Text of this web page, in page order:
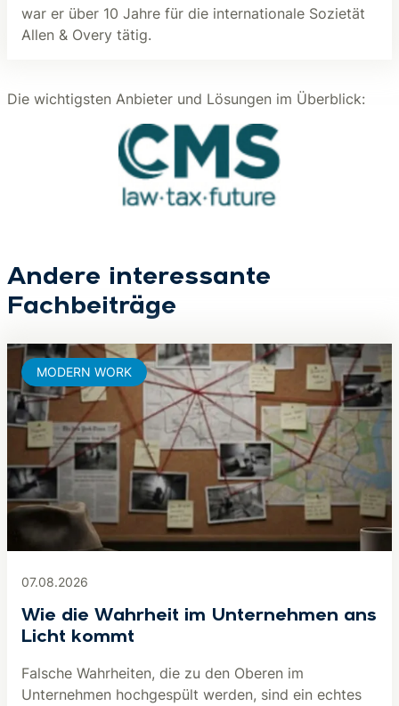
war er über 10 Jahre für die internationale Sozietät
Allen & Overy tätig.
Die wichtigsten Anbieter und Lösungen im Überblick:
Andere interessante
Fachbeiträge
07.08.2026
Wie die Wahrheit im Unternehmen ans
Licht kommt
Falsche Wahrheiten, die zu den Oberen im
Unternehmen hochgespült werden, sind ein echtes
MODERN WORK